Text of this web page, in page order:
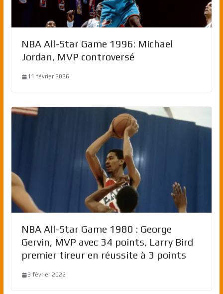
NBA All-Star Game 1996: Michael
Jordan, MVP controversé
11 février 2026
NBA All-Star Game 1980 : George
Gervin, MVP avec 34 points, Larry Bird
premier tireur en réussite à 3 points
3 février 2022